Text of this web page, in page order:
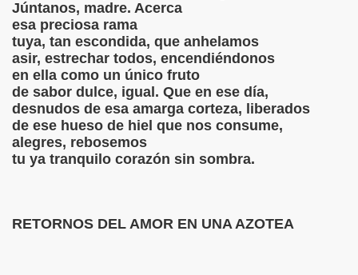
Júntanos, madre. Acerca
esa preciosa rama
tuya, tan escondida, que anhelamos
asir, estrechar todos, encendiéndonos
en ella como un único fruto
de sabor dulce, igual. Que en ese día,
desnudos de esa amarga corteza, liberados
de ese hueso de hiel que nos consume,
alegres, rebosemos
tu ya tranquilo corazón sin sombra.
RETORNOS DEL AMOR EN UNA AZOTEA
SÍ TE QUIERO